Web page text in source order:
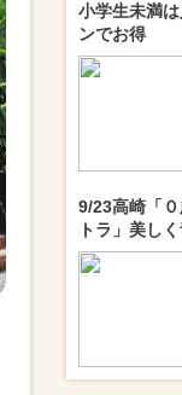
小学生未満
ンでお得
9/23高崎「
トラ」美し